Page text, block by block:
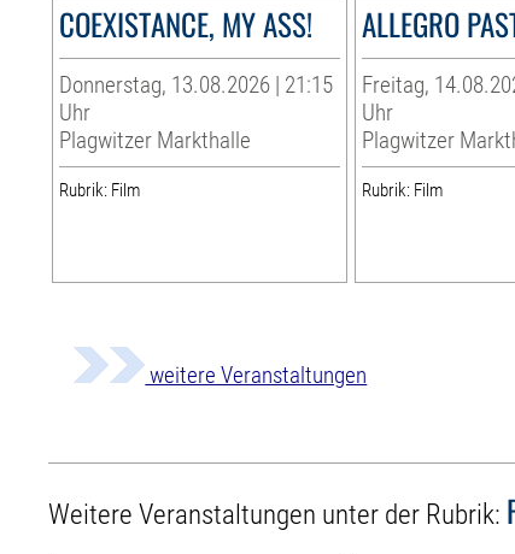
COEXISTANCE, MY ASS!
Donnerstag, 13.08.2026 | 21:15
Uhr
Plagwitzer Markthalle
Rubrik: Film
ALLEGRO
Freitag,
Uhr
Plagwitzer
Rubrik: Film
weitere Veranstaltungen
Weitere Veranstaltungen unter der Rubrik: